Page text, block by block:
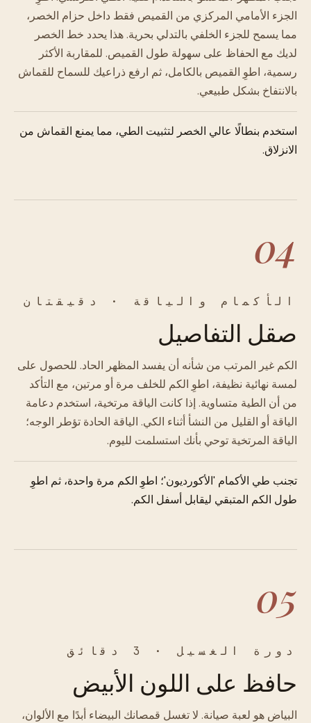
الجزء الأمامي المركزي من القميص فقط داخل حزام الخصر،
مما يسمح للجزء الخلفي بالتدلي بحرية. هذا يحدد خط الخصر
لديك مع الحفاظ على سهولة طول القميص. للمقاربة الأكثر
رسمية، اطوِ القميص بالكامل، ثم ارفع ذراعيك للسماح للقماش
بالانتفاخ بشكل طبيعي.
استخدم بنطالًا عالي الخصر لتثبيت الطي، مما يمنع القماش من
الانزلاق.
04
الأكمام والياقة · دقيقتان
صقل التفاصيل
الكم غير المرتب من شأنه أن يفسد المظهر الحاد. للحصول على
لمسة نهائية نظيفة، اطوِ الكم للخلف مرة أو مرتين، مع التأكد
من أن الطية متساوية. إذا كانت الياقة مرتخية، استخدم دعامة
الياقة أو القليل من النشأ أثناء الكي. الياقة الحادة تؤطر الوجه؛
الياقة المرتخية توحي بأنك استسلمت لليوم.
تجنب طي الأكمام 'الأكورديون'؛ اطوِ الكم مرة واحدة، ثم اطوِ
طول الكم المتبقي ليقابل أسفل الكم.
05
دورة الغسيل · 3 دقائق
حافظ على اللون الأبيض
البياض هو لعبة صيانة. لا تغسل قمصانك البيضاء أبدًا مع الألوان،